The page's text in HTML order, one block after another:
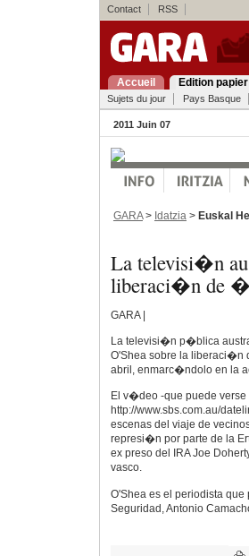
Contact RSS
Accueil Edition papier
Sujets du jour Pays Basque
2011 Juin 07
GARA> Idatzia > Euskal
La televisi�n
liberaci�n de
GARA |
La televisi�n p�blica
O'Shea sobre la liberaci�n
abril, enmarc�ndolo en la
El v�deo -que puede
http://www.sbs.com.au/
escenas del viaje de
represi�n por parte de la
ex preso del IRA Joe
vasco.
O'Shea es el periodista
Seguridad, Antonio